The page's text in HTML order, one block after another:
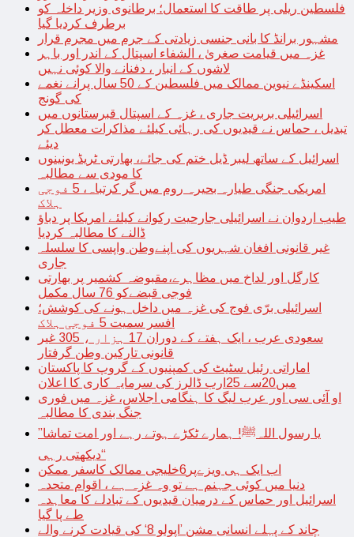
فلسطین ریلی پر طاقت کا استعمال؛ برطانوی وزیر داخلہ کو
برطرف کردیا گیا
مشہور برانڈ کا بانی جنسی زیادتی کے جرم میں مجرم قرار
غزہ میں قیامت صغریٰ ، الشفاء اسپتال کے اندر اور باہر
لاشوں کے انبار ، دفنانے والا کوئی نہیں
اسکینڈے نیوین ممالک میں فلسطین کے 50 سال پرانے نغمے
کی گونج
اسرائیلی بربریت جاری ، غزہ کے اسپتال قبرستانوں میں
تبدیل ، حماس نے قیدیوں کی رہائی کیلئے مذاکرات معطل کر
دیئے
اسرائیل کے ساتھ لیبر ڈیل ختم کی جائے، بھارتی ٹریڈ یونینوں
کا مودی سے مطالبہ
امریکی جنگی طیارہ بحیرہ روم میں گر کرتباہ، 5 فوجی
ہلاک
طیب اردوان نے اسرائیلی جارحیت رکوانے کیلئے امریکا پر دباؤ
ڈالنے کا مطالبہ کردیا
غیر قانونی افغان شہریوں کی اپنےوطن واپسی کا سلسلہ
جاری
کارگل اور لداخ میں مظاہرے،مقبوضہ کشمیر پر بھارتی
فوجی قبضےکو 76 سال مکمل
اسرائیلی برّی فوج کی غزہ میں داخل ہونے کی کوشش؛
افسر سمیت 5 فوجی ہلاک
سعودی عرب ، ایک ہفتے کے دوران 17 ہزار ، 305 غیر
قانونی تارکین وطن گرفتار
اماراتی رئیل سٹیٹ کی کمپنیوں کے گروپ کا پاکستان
میں20سے 25ارب ڈالرز کی سرمایہ کاری کا اعلان
او آئی سی اور عرب لیگ کا ہنگامی اجلاس، غزہ میں فوری
جنگ بندی کا مطالبہ
’’یا رسول اللہﷺ! ہمارے ٹکڑے ہوتے رہے اور امت تماشا
دیکھتی رہی‘‘
اب ایک ہی ویزےپر6خلیجی ممالک کاسفر ممکن
دنیا میں کوئی جہنم ہے تو وہ غزہ ہے ، اقوام متحدہ
اسرائیل اور حماس کے درمیان قیدیوں کے تبادلے کا معاہدہ
طے پا گیا
چاند کے پہلے انسانی مشن ’اپولو 8‘ کی قیادت کرنے والے